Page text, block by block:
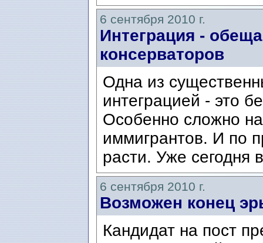
6 сентября 2010 г.
Интеграция -
консерваторов
Одна из
интеграцией - это
Особенно сложно
иммигрантов. И по
расти. Уже
6 сентября 2010 г.
Возможен конец
Кандидат на пост